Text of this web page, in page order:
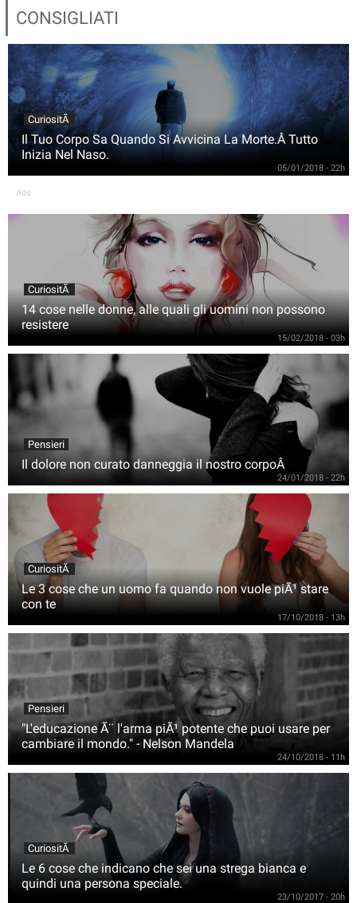
CONSIGLIATI
CuriositÃ
Il Tuo Corpo Sa Quando Si Avvicina La Morte.Â Tutto
Inizia Nel Naso.
05/01/2018 - 22h
Ads
CuriositÃ
14 cose nelle donne, alle quali gli uomini non possono
resistere
15/02/2018 - 03h
Pensieri
Il dolore non curato danneggia il nostro corpoÂ
24/01/2018 - 22h
CuriositÃ
Le 3 cose che un uomo fa quando non vuole piÃ¹ stare
con te
17/10/2018 - 13h
Pensieri
"L'educazione Ã¨ l'arma piÃ¹ potente che puoi usare per
cambiare il mondo." - Nelson Mandela
24/10/2018 - 11h
CuriositÃ
Le 6 cose che indicano che sei una strega bianca e
quindi una persona speciale.
23/10/2017 - 20h